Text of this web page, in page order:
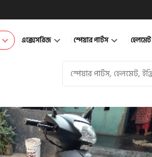
এক্সেসরিজ স্পেয়ার পার্টস হেলমেট